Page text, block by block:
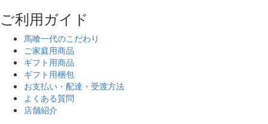
ご利用ガイド
馬喰一代のこだわり
ご家庭用商品
ギフト用商品
ギフト用梱包
お支払い・配達・受渡方法
よくある質問
店舗紹介